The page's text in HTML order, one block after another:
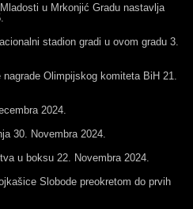
u Mrkonjić Gradu nastavlja
stadion gradi u ovom gradu 3.
Olimpijskog komiteta BiH 21.
2024.
30. Novembra 2024.
u boksu 22. Novembra 2024.
Slobode preokretom do prvih